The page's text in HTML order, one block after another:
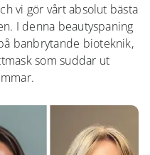
vi gör vårt absolut bästa
I denna beautyspaning
banbrytande bioteknik,
som suddar ut